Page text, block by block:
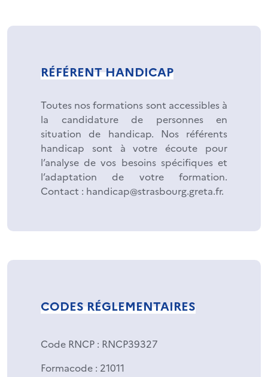
RÉFÉRENT HANDICAP
Toutes nos formations sont accessibles à
la candidature de personnes en
situation de handicap. Nos référents
handicap sont à votre écoute pour
l’analyse de vos besoins spécifiques et
l’adaptation de votre formation.
Contact : handicap@strasbourg.greta.fr.
CODES RÉGLEMENTAIRES
Code RNCP : RNCP39327
Formacode : 21011